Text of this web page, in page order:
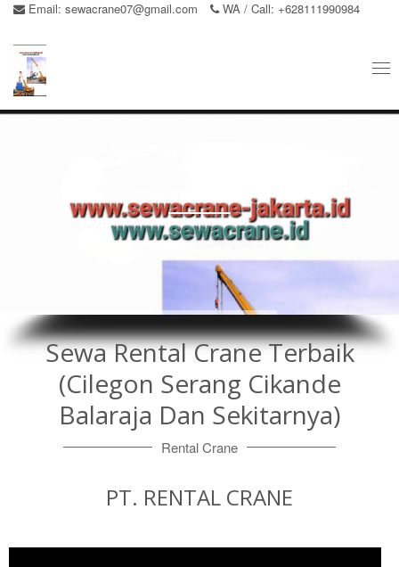
Email: sewacrane07@gmail.com WA / Call: +628111990984
Sewa Rental Crane Terbaik
(Cilegon Serang Cikande
Balaraja Dan Sekitarnya)
Rental Crane
PT. RENTAL CRANE